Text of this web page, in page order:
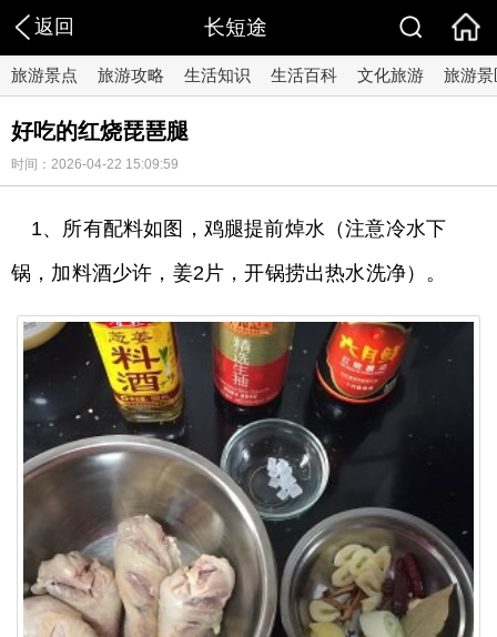
返回 长短途
旅游景点 旅游攻略 生活知识 生活百科 文化旅游 旅游景
好吃的红烧琵琶腿
时间：2026-04-22 15:09:59
1、所有配料如图，鸡腿提前焯水（注意冷水下
锅，加料酒少许，姜2片，开锅捞出热水洗净）。